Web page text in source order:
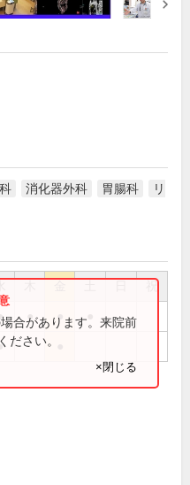
消化器外科 胃腸科
リ
祝
● ●
合があります。来院前
ださい。
×閉じる